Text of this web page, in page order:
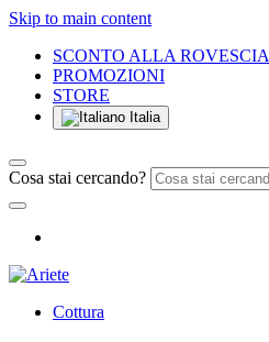
Skip to main content
SCONTO ALLA ROVESCIA
PROMOZIONI
STORE
Italia
Cosa stai cercando?
Cottura